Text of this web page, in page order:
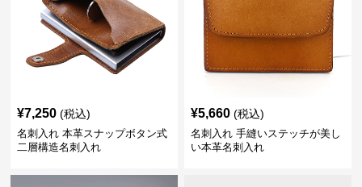
¥7,250 (税込)
名刺入れ 本革スナップボタン式
二層構造名刺入れ
¥5,660 (税込)
名刺入れ 手縫いステッチが美し
い本革名刺入れ